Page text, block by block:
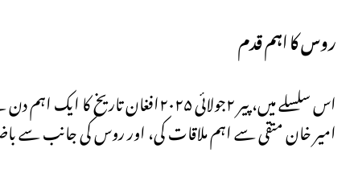
روس کا اہم قدم
اس سلسلے میں، پیر ۲جولائی
امیر خان متقی سے اہم ملاقات کی، اور روس کی جانب سے